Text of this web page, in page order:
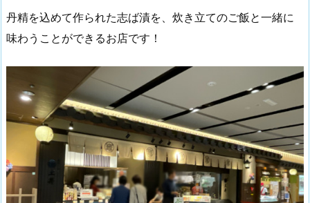
丹精を込めて作られた志ば漬を、炊き立てのご飯と一緒に
味わうことができるお店です！